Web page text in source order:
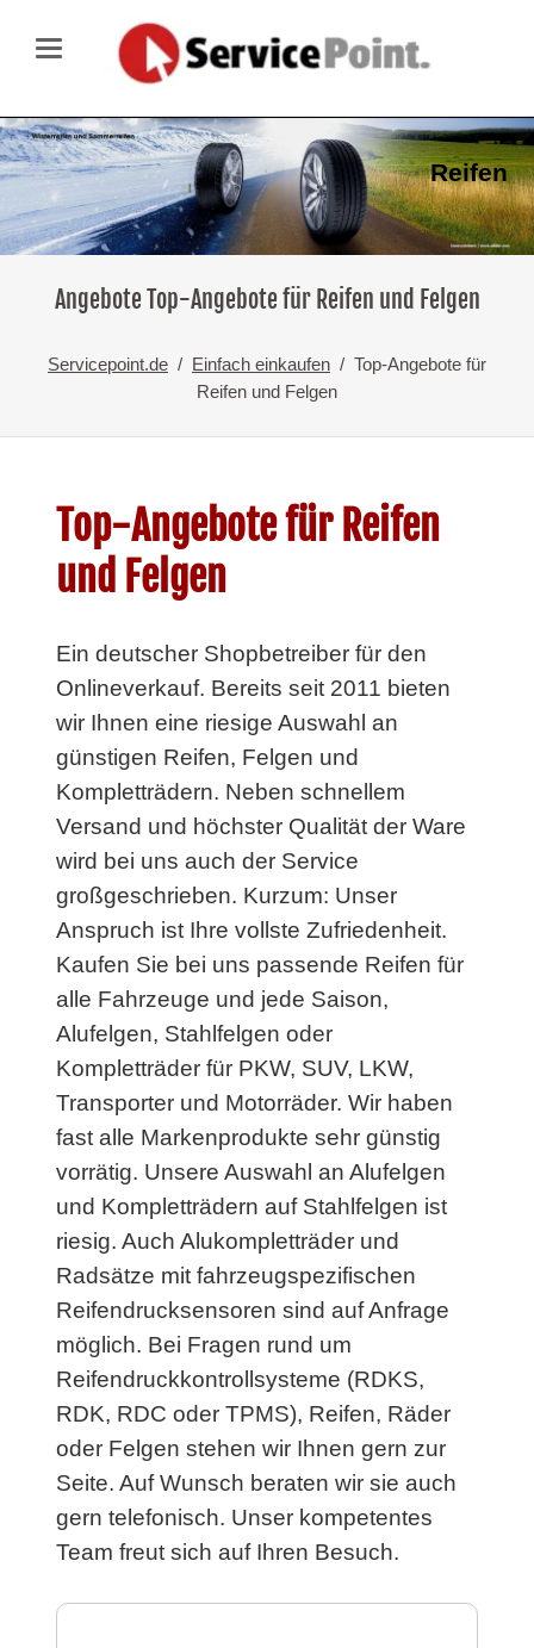
Reifen
Angebote Top-Angebote für Reifen und Felgen
Servicepoint.de Einfach einkaufen
Top-Angebote für
Reifen und Felgen
Top-Angebote für Reifen
und Felgen
Ein deutscher Shopbetreiber für den
Onlineverkauf. Bereits seit 2011 bieten
wir Ihnen eine riesige Auswahl an
günstigen Reifen, Felgen und
Kompletträdern. Neben schnellem
Versand und höchster Qualität der Ware
wird bei uns auch der Service
großgeschrieben. Kurzum: Unser
Anspruch ist Ihre vollste Zufriedenheit.
Kaufen Sie bei uns passende Reifen für
alle Fahrzeuge und jede Saison,
Alufelgen, Stahlfelgen oder
Kompletträder für PKW, SUV, LKW,
Transporter und Motorräder. Wir haben
fast alle Markenprodukte sehr günstig
vorrätig. Unsere Auswahl an Alufelgen
und Kompletträdern auf Stahlfelgen ist
riesig. Auch Alukompletträder und
Radsätze mit fahrzeugspezifischen
Reifendrucksensoren sind auf Anfrage
möglich. Bei Fragen rund um
Reifendruckkontrollsysteme (RDKS,
RDK, RDC oder TPMS), Reifen, Räder
oder Felgen stehen wir Ihnen gern zur
Seite. Auf Wunsch beraten wir sie auch
gern telefonisch. Unser kompetentes
Team freut sich auf Ihren Besuch.